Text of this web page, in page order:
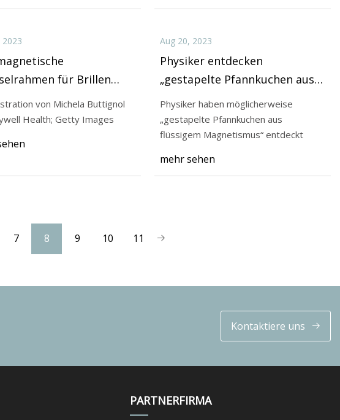
2023
für Brillen
von Michela Buttignol
für Verywell Health; Getty Images
Aug 20, 2023
Physiker entdecken
„gestapelte Pfannkuchen aus
flüssigem Magnetismus“
Physiker haben möglicherweise
„gestapelte Pfannkuchen aus
flüssigem Magnetismus“ entdeckt
mehr sehen
7 8 9 10 11
Kontaktiere uns
PARTNERFIRMA